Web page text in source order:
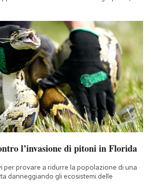
l’invasione di pitoni in Florida
per provare a ridurre la popolazione di una
danneggiando gli ecosistemi delle